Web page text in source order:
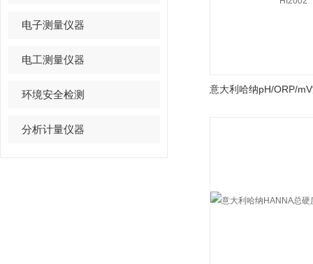
电子测量仪器
电工测量仪器
环境安全检测
分析计量仪器